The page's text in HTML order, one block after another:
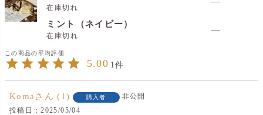
在庫切れ
ミント（ネイビー）
在庫切れ
—
5.00 1
Koma 1 購入者
非公開
投稿日
2025/05/04